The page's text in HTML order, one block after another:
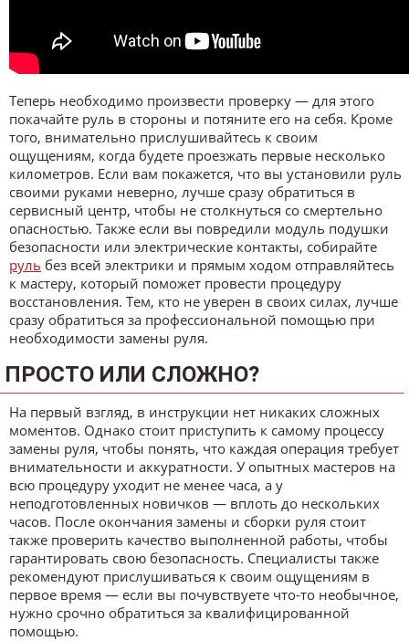
Теперь необходимо произвести проверку — для этого
покачайте руль в стороны и потяните его на себя. Кроме
того, внимательно прислушивайтесь к своим
ощущениям, когда будете проезжать первые несколько
километров. Если вам покажется, что вы установили руль
своими руками неверно, лучше сразу обратиться в
сервисный центр, чтобы не столкнуться со смертельно
опасностью. Также если вы повредили модуль подушки
безопасности или электрические контакты, собирайте
руль без всей электрики и прямым ходом отправляйтесь
к мастеру, который поможет провести процедуру
восстановления. Тем, кто не уверен в своих силах, лучше
сразу обратиться за профессиональной помощью при
необходимости замены руля.
ПРОСТО ИЛИ СЛОЖНО?
На первый взгляд, в инструкции нет никаких сложных
моментов. Однако стоит приступить к самому процессу
замены руля, чтобы понять, что каждая операция требует
внимательности и аккуратности. У опытных мастеров на
всю процедуру уходит не менее часа, а у
неподготовленных новичков — вплоть до нескольких
часов. После окончания замены и сборки руля стоит
также проверить качество выполненной работы, чтобы
гарантировать свою безопасность. Специалисты также
рекомендуют прислушиваться к своим ощущениям в
первое время — если вы почувствуете что-то необычное,
нужно срочно обратиться за квалифицированной
помощью.